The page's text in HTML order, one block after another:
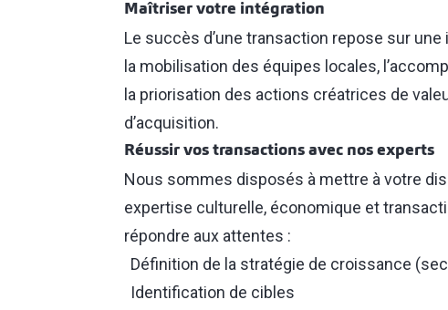
Maîtriser votre intégration
Le succès d’une transaction repose sur
la mobilisation des équipes locales,
la priorisation des actions créatrices de
d’acquisition.
Réussir vos transactions avec nos experts
Nous sommes disposés à mettre à votre
expertise culturelle, économique et
répondre aux attentes :
Définition de la stratégie de croissance
Identification de cibles